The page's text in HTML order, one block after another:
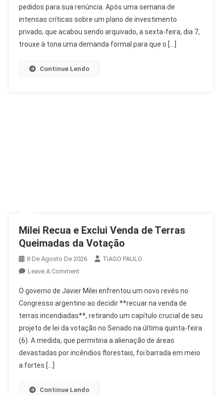
E
Apoio
Na
FIFA
pedidos para sua renúncia. Após uma semana de
intensas críticas sobre um plano de investimento
privado, que acabou sendo arquivado, a sexta-feira, dia 7,
trouxe à tona uma demanda formal para que o […]
Continue Lendo
Milei Recua e Exclui Venda de Terras
Queimadas da Votação
8 De Agosto De 2026
TIAGO PAULO
Leave A CommentOn
Recua
E
Exclui
Venda
De
Terras
O governo de Javier Milei enfrentou um novo revés no
Congresso argentino ao decidir **recuar na venda de
terras incendiadas**, retirando um capítulo crucial de seu
projeto de lei da votação no Senado na última quinta-feira
(6). A medida, que permitiria a alienação de áreas
devastadas por incêndios florestais, foi barrada em meio
a fortes […]
Continue Lendo